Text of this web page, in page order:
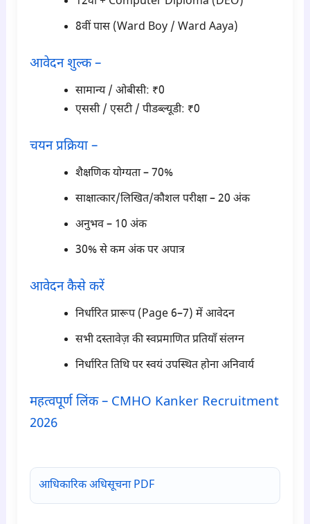
8वीं पास (Ward Boy / Ward Aaya)
आवेदन शुल्क –
सामान्य / ओबीसी: ₹0
एससी / एसटी / पीडब्ल्यूडी: ₹0
चयन प्रक्रिया –
शैक्षणिक योग्यता – 70%
साक्षात्कार/लिखित/कौशल परीक्षा – 20 अंक
अनुभव – 10 अंक
30% से कम अंक पर अपात्र
आवेदन कैसे करें
निर्धारित प्रारूप (Page 6–7) में आवेदन
सभी दस्तावेज़ की स्वप्रमाणित प्रतियाँ संलग्न
निर्धारित तिथि पर स्वयं उपस्थित होना अनिवार्य
महत्वपूर्ण लिंक – CMHO Kanker Recruitment
2026
आधिकारिक अधिसूचना PDF